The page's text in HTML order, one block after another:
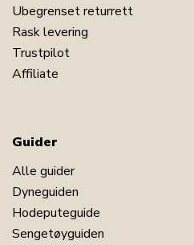
Ubegrenset returrett
Rask levering
Trustpilot
Affiliate
Guider
Alle guider
Dyneguiden
Hodeputeguide
Sengetøyguiden